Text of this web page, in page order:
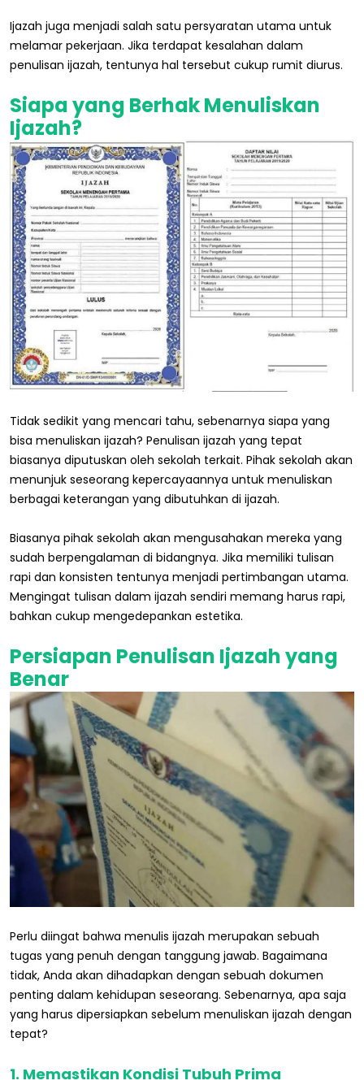
Ijazah juga menjadi salah satu persyaratan utama untuk
melamar pekerjaan. Jika terdapat kesalahan dalam
penulisan ijazah, tentunya hal tersebut cukup rumit diurus.
Siapa yang Berhak Menuliskan
Ijazah?
Tidak sedikit yang mencari tahu, sebenarnya siapa yang
bisa menuliskan ijazah? Penulisan ijazah yang tepat
biasanya diputuskan oleh sekolah terkait. Pihak sekolah akan
menunjuk seseorang kepercayaannya untuk menuliskan
berbagai keterangan yang dibutuhkan di ijazah.
Biasanya pihak sekolah akan mengusahakan mereka yang
sudah berpengalaman di bidangnya. Jika memiliki tulisan
rapi dan konsisten tentunya menjadi pertimbangan utama.
Mengingat tulisan dalam ijazah sendiri memang harus rapi,
bahkan cukup mengedepankan estetika.
Persiapan Penulisan Ijazah yang
Benar
Perlu diingat bahwa menulis ijazah merupakan sebuah
tugas yang penuh dengan tanggung jawab. Bagaimana
tidak, Anda akan dihadapkan dengan sebuah dokumen
penting dalam kehidupan seseorang. Sebenarnya, apa saja
yang harus dipersiapkan sebelum menuliskan ijazah dengan
tepat?
1. Memastikan Kondisi Tubuh Prima